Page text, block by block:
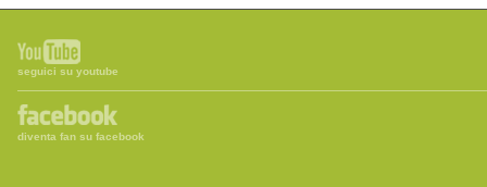
seguici su youtube
diventa fan su facebook